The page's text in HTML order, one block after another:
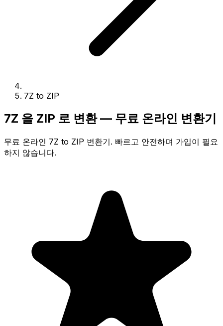
7Z to ZIP
7Z 을 ZIP 로 변환 — 무료 온라인 변환기
무료 온라인 7Z to ZIP 변환기. 빠르고 안전하며 가입이 필요
하지 않습니다.